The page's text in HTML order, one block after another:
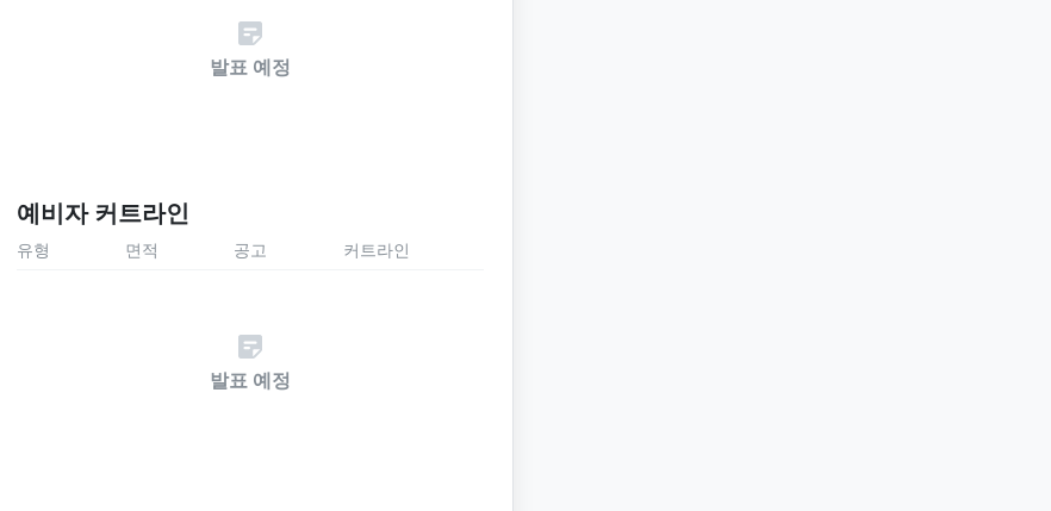
발표 예정
예비자 커트라인
유형 면적 공고 커트라인
발표 예정